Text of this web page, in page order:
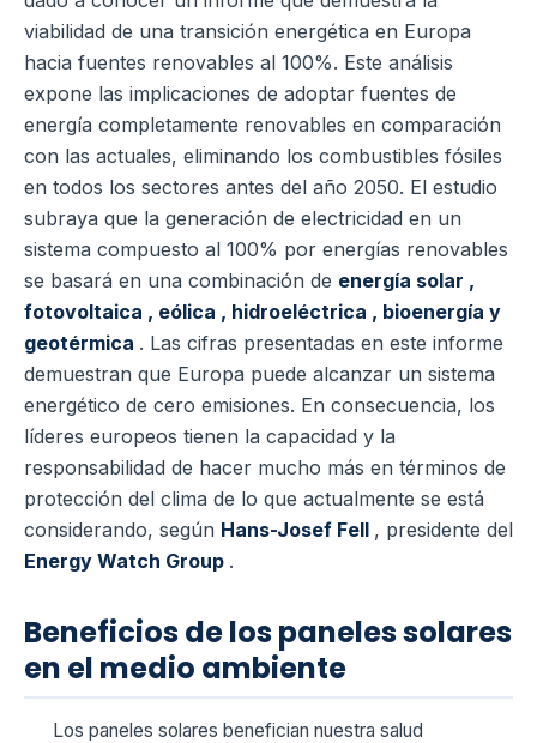
viabilidad de una transición energética en Europa
hacia fuentes renovables al 100%. Este análisis
expone las implicaciones de adoptar fuentes de
energía completamente renovables en comparación
con las actuales, eliminando los combustibles fósiles
en todos los sectores antes del año 2050. El estudio
subraya que la generación de electricidad en un
sistema compuesto al 100% por energías renovables
se basará en una combinación de energía solar ,
fotovoltaica , eólica , hidroeléctrica , bioenergía y
geotérmica . Las cifras presentadas en este informe
demuestran que Europa puede alcanzar un sistema
energético de cero emisiones. En consecuencia, los
líderes europeos tienen la capacidad y la
responsabilidad de hacer mucho más en términos de
protección del clima de lo que actualmente se está
considerando, según Hans-Josef Fell , presidente del
Energy Watch Group .
Beneficios de los paneles solares
en el medio ambiente
Los paneles solares benefician nuestra salud